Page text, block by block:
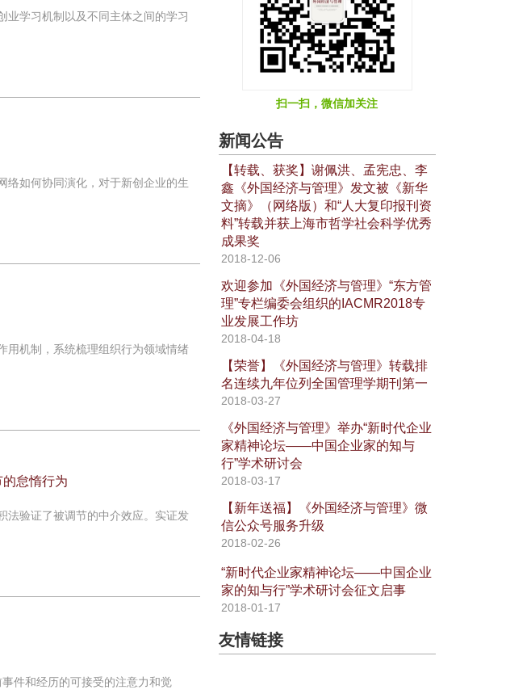
业学习机制以及不同主体之间的学习
络如何协同演化，对于新创企业的生
用机制，系统梳理组织行为领域情绪
怠惰行为
法验证了被调节的中介效应。实证发
件和经历的可接受的注意力和觉
扫一扫，微信加关注
新闻公告
【转载、获奖】谢佩洪、孟宪忠、李
鑫《外国经济与管理》发文被《新华
文摘》（网络版）和“人大复印报刊资
料”转载并获上海市哲学社会科学优秀
成果奖
2018-12-06
欢迎参加《外国经济与管理》“东方管
理”专栏编委会组织的IACMR2018专
业发展工作坊
2018-04-18
【荣誉】《外国经济与管理》转载排
名连续九年位列全国管理学期刊第一
2018-03-27
《外国经济与管理》举办“新时代企业
家精神论坛——中国企业家的知与
行”学术研讨会
2018-03-17
【新年送福】《外国经济与管理》微
信公众号服务升级
2018-02-26
“新时代企业家精神论坛——中国企业
家的知与行”学术研讨会征文启事
2018-01-17
友情链接